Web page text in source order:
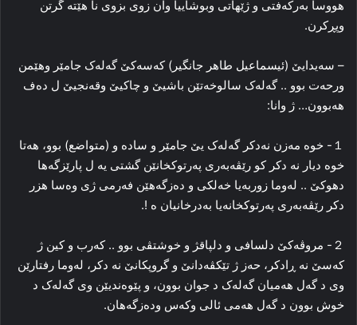
هووسا بەرکەفتی و ژێهاتی وبوشاییا وان زوی بزوی نا هێتە گرتن
وپڕکرن.
– سەیدایێ (ئیسماعیل طاهر جانگیر) کەسەکێ گەلەک جامێر وهێمن
ورحەت بوو .. گەلەک سالوخەتێن باشیێ و چاکیێ وقەنجیێ ل دەف
هەبوون… ژ وانا:
１- خوە مەزن نەدکر گەلەک یێ جامێر و سادە و (متواضع) بوو، هەتا
خوە دیار نە دکر کو رێڤەبەری پەرتوکخانێن گشتی یە ل پارێزگەها
دهوکێ .. لەوما زوربەیا خەلکی و دەزگەهێن فەرمی ژی وەسا هزر
دکر رێڤەبەری پەرتوکخانەیا بەدرخانیان ە !.
２- مروڤەکێ دلسافی و دلپاقژ و خوشتڤی بوو .. کەرب و کین ژ
کەسێ نە ڕادکر، حەز ژ تێکڤەدانێ و گروپکانێ نە دکر، لەوما رفتارێن
وی د گەل هەمیان گەلەک د جوان بوون، و پێوەندیێن وی گەلەک د
خوش بوون د گەل هەمی ئالی وکەس ودەزگەهان.